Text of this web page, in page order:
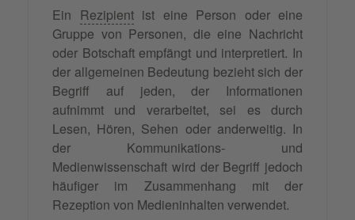
Ein Rezipientist eine Person oder eine
Gruppe von Personen, die eine Nachricht
oder Botschaft empfängt und interpretiert. In
der allgemeinen Bedeutung bezieht sich der
Begriff auf jeden, der Informationen
aufnimmt und verarbeitet, sei es durch
Lesen, Hören, Sehen oder anderweitig. In
der Kommunikations- und
Medienwissenschaft wird der Begriff jedoch
häufiger im Zusammenhang mit der
Rezeption von Medieninhalten verwendet.